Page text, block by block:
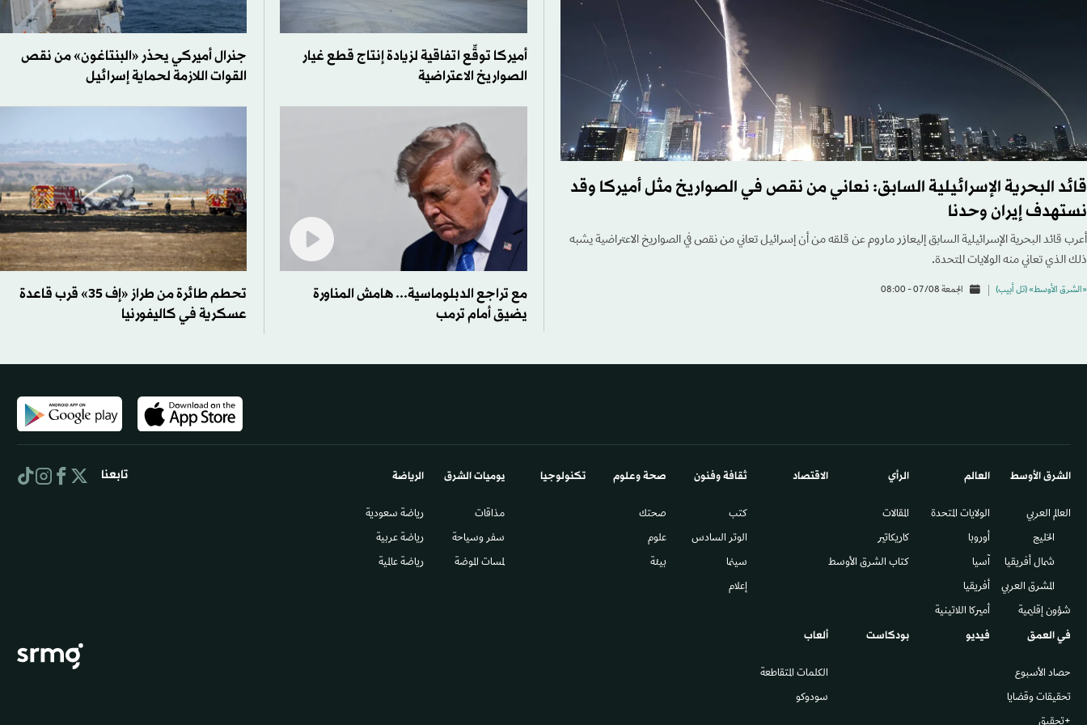
قائد البحرية الإسرائيلية السابق: نعاني من نقص في الصواريخ مثل أميركا وقد
نستهدف إيران وحدنا
أعرب قائد البحرية الإسرائيلية السابق إليعازر ماروم عن قلقه من أن إسرائيل تعاني من نقص في الصواريخ الاعتراضية يشبه
ذلك الذي تعاني منه الولايات المتحدة.
«الشرق الأوسط» (تل أبيب) الجمعة 07/08 - 08:00
أميركا توقِّع اتفاقية لزيادة إنتاج قطع غيار
الصواريخ الاعتراضية
جنرال أميركي يحذر «البنتاغون» من نقص
القوات اللازمة لحماية إسرائيل
مع تراجع الدبلوماسية... هامش المناورة
يضيق أمام ترمب
تحطم طائرة من طراز «إف 35» قرب قاعدة
عسكرية في كاليفورنيا
الشرق الأوسط​
العالم العربي
الخليج
شمال أفريقيا
المشرق العربي
شؤون إقليمية
العالم
الولايات المتحدة
أوروبا
آسيا
أفريقيا
أميركا اللاتينية
الرأي
المقالات
كاريكاتير
كتاب الشرق الأوسط
الاقتصاد ثقافة وفنون
كتب
الوتر السادس​
سينما
إعلام
صحة وعلوم
صحتك
علوم
بيئة
تكنولوجيا يوميات الشرق​
مذاقات
سفر وسياحة
لمسات الموضة
الرياضة
رياضة سعودية
رياضة عربية
رياضة عالمية
في العمق
حصاد الأسبوع
تحقيقات وقضايا
+تحقيق
فيديو بودكاست ألعاب
الكلمات المتقاطعة
سودوكو
تابعنا